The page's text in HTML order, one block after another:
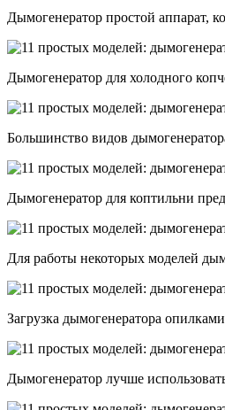
Дымогенератор простой аппарат,
Дымогенератор для холодного
Большинство видов
Дымогенератор для коптильни
Для работы некоторых моделей
Загрузка дымогенератора
Дымогенератор лучше